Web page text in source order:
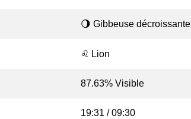
🌖 Gibbeuse décroissante
♌ Lion
87.63% Visible
19:31 / 09:30